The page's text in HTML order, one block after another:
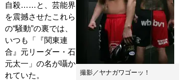
撮影／ヤナガワゴーッ！
自殺……と、芸能界
を震撼させたこれら
の“騒動”の裏では、
いつも「『関東連
合』元リーダー・石
元太一」の名が囁か
れていた。